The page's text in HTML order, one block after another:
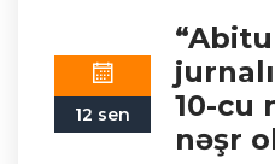
12 sen
10-cu
nəşr